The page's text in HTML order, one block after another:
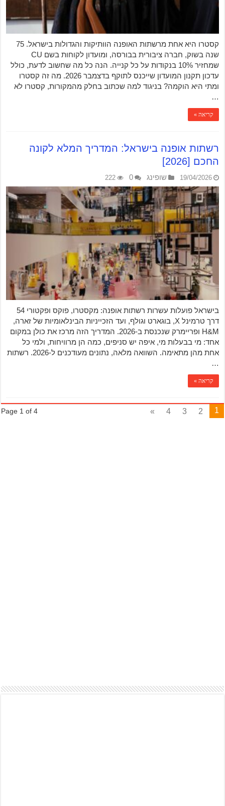
קסטרו היא אחת מרשתות האופנה הוותיקות והגדולות בישראל. 75
שנה בשוק, חברה ציבורית בבורסה, ומועדון לקוחות בשם CU
שמחזיר 10% בנקודות על כל קנייה. הנה כל מה שחשוב לדעת, כולל
עדכון תקנון המועדון שייכנס לתוקף בדצמבר 2026. מה זה קסטרו
ומתי היא הוקמה? בניגוד למה שכתוב בחלק מהמקורות, קסטרו לא
…
קריאה »
רשתות אופנה בישראל: המדריך המלא לקונה
החכם [2026]
19/04/2026 שופינג 0
222
בישראל פועלות עשרות רשתות אופנה: מקסטרו, פוקס ופקטורי 54
דרך טרמינל X, בוגארט וגולף, ועד הזכייניות הבינלאומיות של זארה,
H&M ופריימרק שנכנסת ב-2026. המדריך הזה מרכז את כולן במקום
אחד: מי בבעלות מי, איפה יש סניפים, כמה הן מרוויחות, ולמי כל
אחת מהן מתאימה. השוואה מלאה, נתונים מעודכנים ל-2026. רשתות
…
קריאה »
Page 1 of 4 1
2
3
4
»